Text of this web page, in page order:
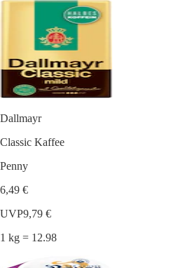
Dallmayr
Classic Kaffee
Penny
6,49 €
UVP9,79 €
1 kg = 12.98